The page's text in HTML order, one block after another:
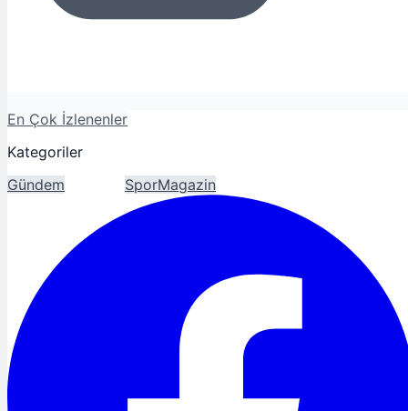
En Çok İzlenenler
Kategoriler
Gündem
SporMagazin